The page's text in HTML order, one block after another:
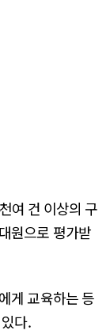
여 건 이상의 구
원으로 평가받
게 교육하는 등
다.